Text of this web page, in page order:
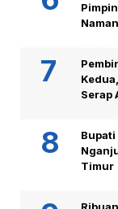
Serap
Bupati
Timur